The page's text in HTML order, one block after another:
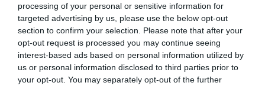
processing of your personal or sensitive information for
targeted advertising by us, please use the below opt-out
section to confirm your selection. Please note that after your
opt-out request is processed you may continue seeing
interest-based ads based on personal information utilized by
us or personal information disclosed to third parties prior to
your opt-out. You may separately opt-out of the further
ΠΕΡΙΣΣΟΤΕΡA